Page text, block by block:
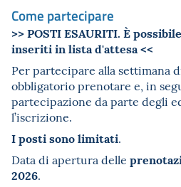
Come partecipare
>> POSTI ESAURITI. È
inseriti in lista d'attesa <<
Per partecipare alla settimana
obbligatorio prenotare e, in
partecipazione da parte degli
l’iscrizione.
I posti sono limitati.
Data di apertura delle
2026.